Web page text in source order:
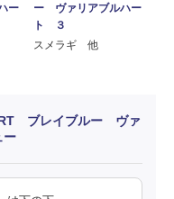
ー
ー ヴァリアブルハー
ト ３
スメラギ 他
ブレイブルー ヴァ
ー